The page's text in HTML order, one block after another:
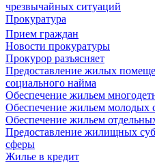
чрезвычайных ситуаций
Прокуратура
Прием граждан
Новости прокуратуры
Прокурор разъясняет
Предоставление жилых
социального найма
Обеспечение жильем
Обеспечение жильем молодых
Обеспечение жильем
Предоставление жилищных
сферы
Жилье в кредит